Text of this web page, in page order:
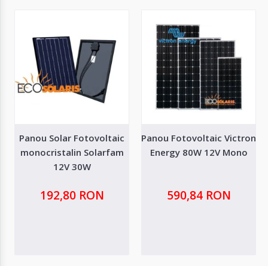
Panou Solar Fotovoltaic
monocristalin Solarfam
12V 30W
192,80 RON
Panou Fotovoltaic Victron
Energy 80W 12V Mono
590,84 RON